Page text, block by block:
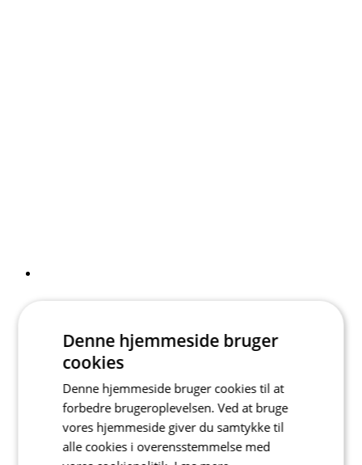
Denne hjemmeside bruger
cookies
Denne hjemmeside bruger cookies til at
forbedre brugeroplevelsen. Ved at bruge
vores hjemmeside giver du samtykke til
alle cookies i overensstemmelse med